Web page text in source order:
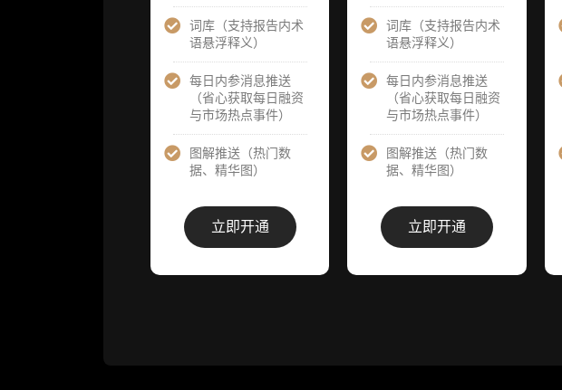
词库（支持报告内术
语悬浮释义）
每日内参消息推送
（省心获取每日融资
与市场热点事件）
图解推送（热门数
据、精华图）
立即开通
词库（支持报告内术
语悬浮释义）
每日内参消息推送
（省心获取每日融资
与市场热点事件）
图解推送（热门数
据、精华图）
立即开通
分析师 1 对 1
沟通（1 小
时，话题需审
核）
分析师专属答
疑服务（3 次
提问，话题需
审核）
查阅分析师答
疑精华汇总栏
目（精选高价
分析师 1 对 1
沟通（1 小
时，话题需审
核）
分析师专属答
疑服务（3 次
提问，话题需
查阅分析师答
疑精华汇总栏
目（精选高价
分析师 1 对 1
时，话题需审
核）
疑服务（6 次
提问，话题需
查阅分析师答
疑精华汇总栏
目（精选高价